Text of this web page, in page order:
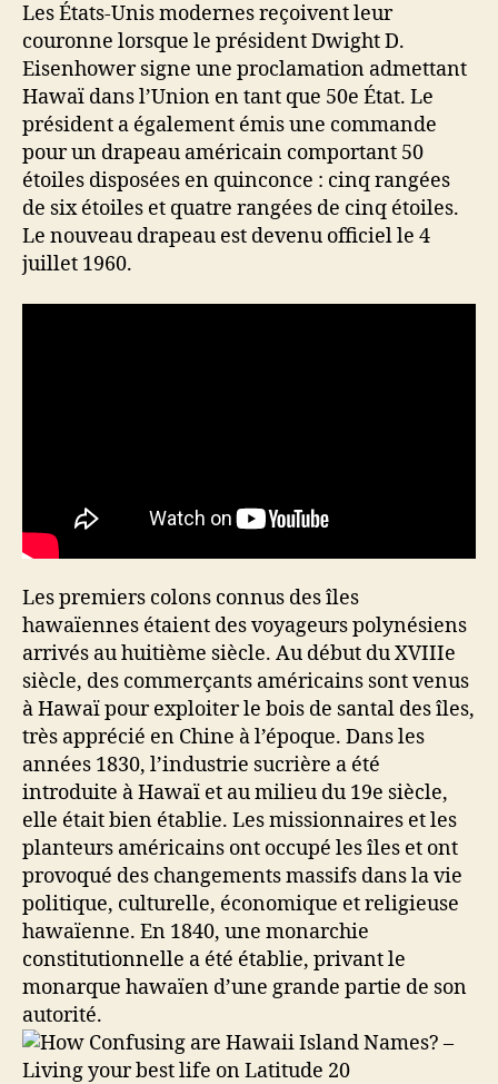
Les États-Unis modernes reçoivent leur
couronne lorsque le président Dwight D.
Eisenhower signe une proclamation admettant
Hawaï dans l’Union en tant que 50e État. Le
président a également émis une commande
pour un drapeau américain comportant 50
étoiles disposées en quinconce : cinq rangées
de six étoiles et quatre rangées de cinq étoiles.
Le nouveau drapeau est devenu officiel le 4
juillet 1960.
Les premiers colons connus des îles
hawaïennes étaient des voyageurs polynésiens
arrivés au huitième siècle. Au début du XVIIIe
siècle, des commerçants américains sont venus
à Hawaï pour exploiter le bois de santal des îles,
très apprécié en Chine à l’époque. Dans les
années 1830, l’industrie sucrière a été
introduite à Hawaï et au milieu du 19e siècle,
elle était bien établie. Les missionnaires et les
planteurs américains ont occupé les îles et ont
provoqué des changements massifs dans la vie
politique, culturelle, économique et religieuse
hawaïenne. En 1840, une monarchie
constitutionnelle a été établie, privant le
monarque hawaïen d’une grande partie de son
autorité.